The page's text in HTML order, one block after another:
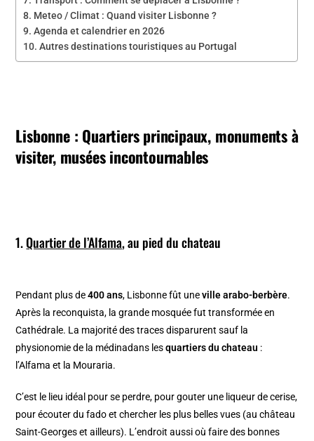
Meteo / Climat : Quand visiter Lisbonne ?
Agenda et calendrier en 2026
Autres destinations touristiques au Portugal
Lisbonne : Quartiers principaux, monuments à
visiter, musées incontournables
1.Quartier de l’Alfama, au pied du chateau
Pendant plus de400 ans, Lisbonne fût uneville arabo-berbère.
Après la reconquista, la grande mosquée fut transformée en
Cathédrale. La majorité des traces disparurent sauf la
physionomie de la médinadans lesquartiers du chateau :
l’Alfama et la Mouraria.
C’est le lieu idéal pour se perdre, pour gouter une liqueur de cerise,
pour écouter du fado et chercher les plus belles vues (au château
Saint-Georges et ailleurs). L’endroit aussi où faire des bonnes